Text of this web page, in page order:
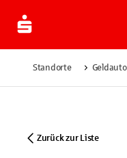
Standorte
Zurück zur Liste